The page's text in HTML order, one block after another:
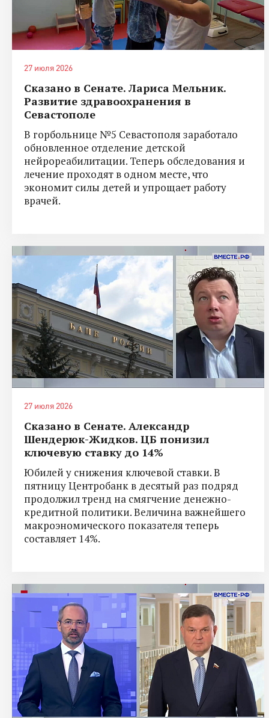
27 июля 2026
Сказано в Сенате. Лариса Мельник.
Развитие здравоохранения в
Севастополе
В горбольнице №5 Севастополя заработало
обновленное отделение детской
нейрореабилитации. Теперь обследования и
лечение проходят в одном месте, что
экономит силы детей и упрощает работу
врачей.
27 июля 2026
Сказано в Сенате. Александр
Шендерюк-Жидков. ЦБ понизил
ключевую ставку до 14%
Юбилей у снижения ключевой ставки. В
пятницу Центробанк в десятый раз подряд
продолжил тренд на смягчение денежно-
кредитной политики. Величина важнейшего
макроэномического показателя теперь
составляет 14%.